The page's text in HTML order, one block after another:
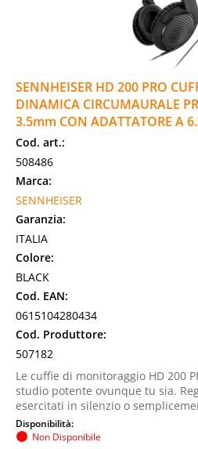
SENNHEISER HD 200 PRO
DINAMICA CIRCUMAURALE
3.5mm CON ADATTATORE A
Cod. art.:
508486
Marca:
SENNHEISER
Garanzia:
ITALIA
Colore:
BLACK
Cod. EAN:
0615104280434
Cod. Produttore:
507182
Le cuffie di monitoraggio HD 200
studio potente ovunque tu sia.
esercitati in silenzio o
Disponibilità:
Non Disponibile